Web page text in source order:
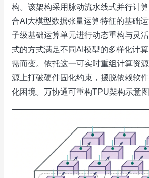
构。该架构采用脉动流水线式并行计
合AI大模型数据张量运算特征的基础
子级基础运算单元进行动态重构与灵
式的方式满足不同AI模型的多样化计
需而变。依托这一可实时重组计算资
源上打破硬件固化约束，摆脱依赖软
化困境。万协通可重构TPU架构示意图